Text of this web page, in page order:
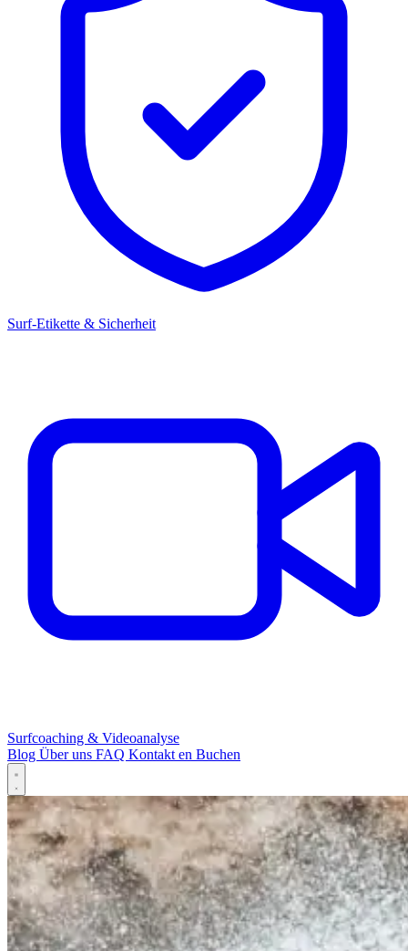
Surf-Etikette & Sicherheit
Surfcoaching & Videoanalyse
Blog Über uns FAQ Kontakten Buchen